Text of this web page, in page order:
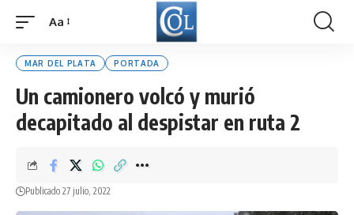
Font
Aa
MAR DEL PLATA PORTADA
Un camionero volcó y murió
decapitado al despistar en ruta 2
Publicado 27 julio, 2022